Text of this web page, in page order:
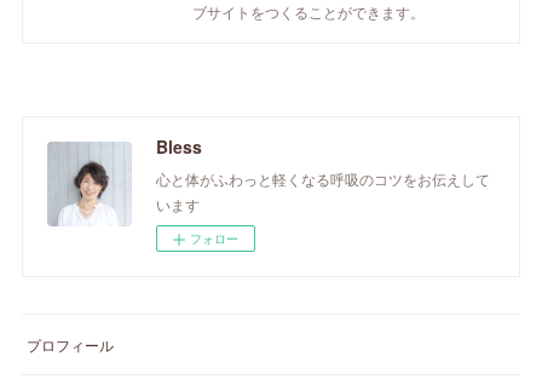
ブサイトをつくることができます。
Bless
心と体がふわっと軽くなる呼吸のコツをお伝えして
います
フォロー
プロフィール